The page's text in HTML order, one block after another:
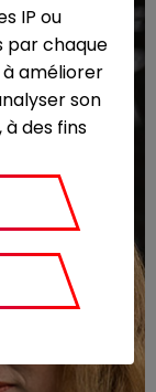
IP ou
par chaque
améliorer
son
des fins
rapports
passé
moyenne,
et la